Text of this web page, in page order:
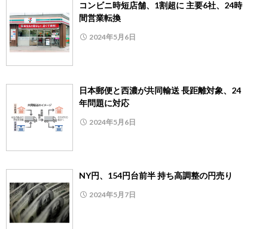
コンビニ時短店舗、1割超に 主要6社、24時
間営業転換
2024年5月6日
日本郵便と西濃が共同輸送 長距離対象、24
年問題に対応
2024年5月6日
NY円、154円台前半 持ち高調整の円売り
2024年5月7日